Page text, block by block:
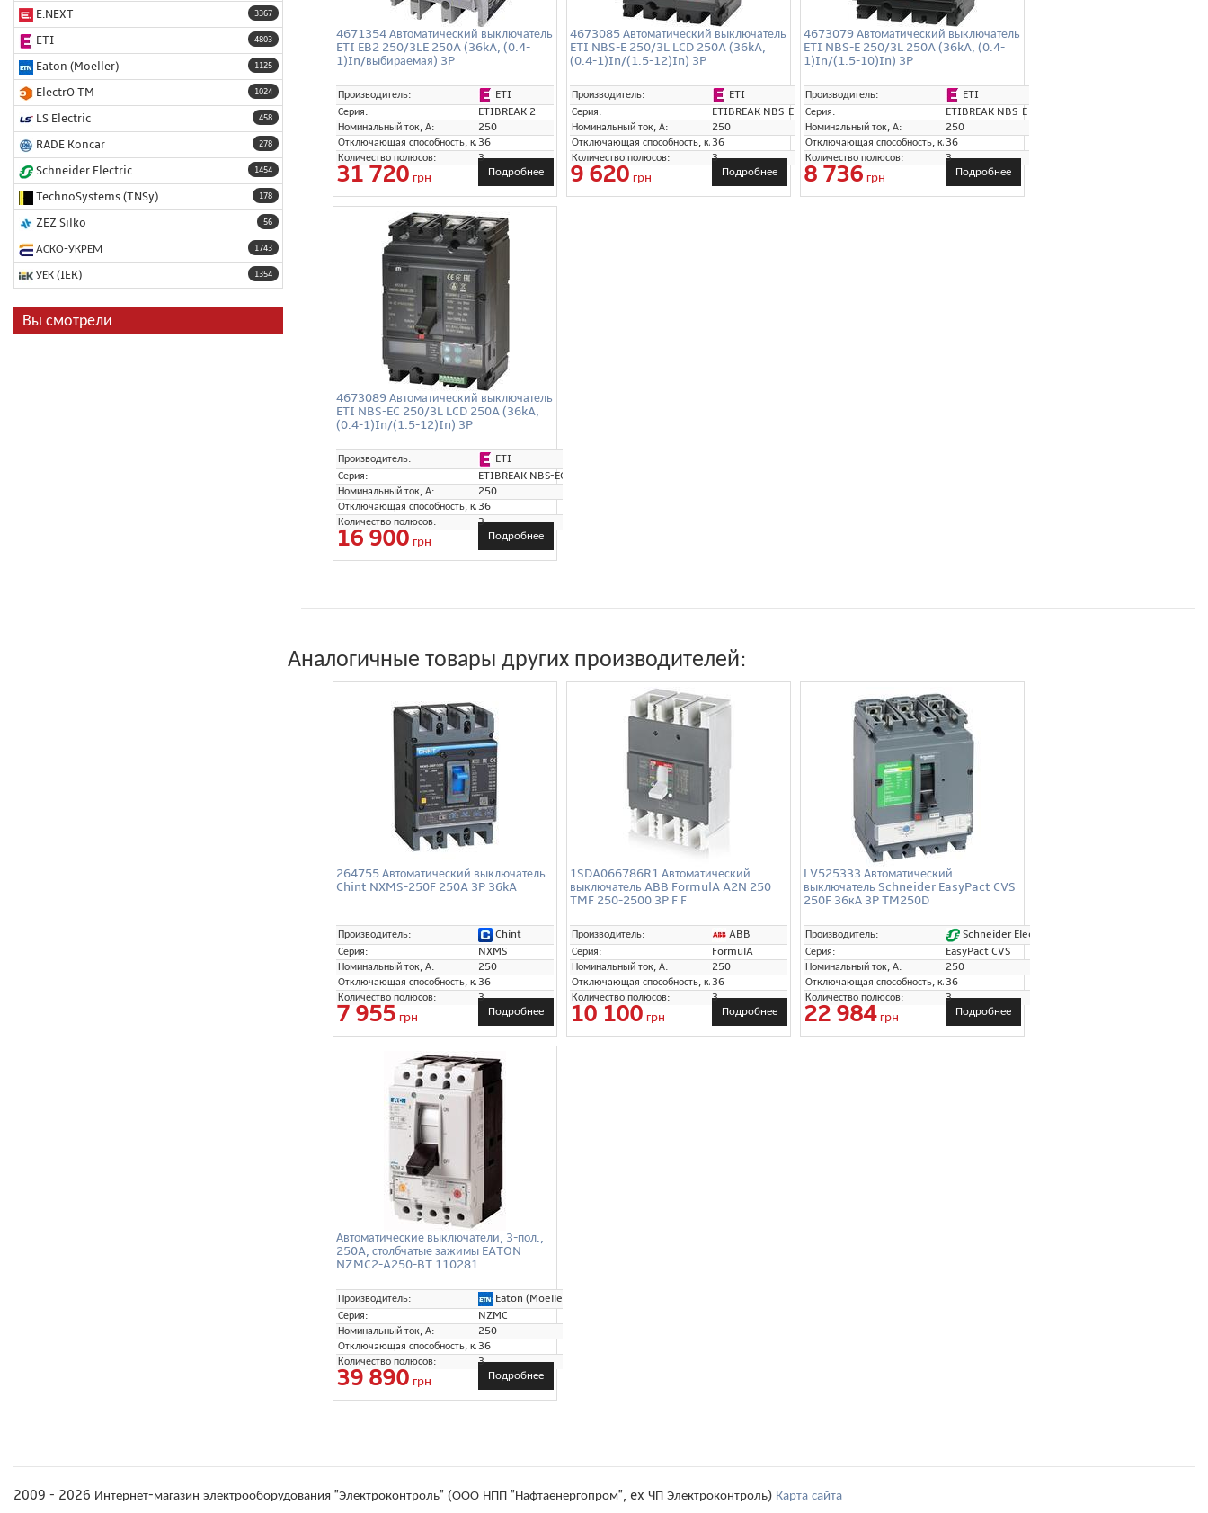
3367
E.NEXT
4803
ETI
1125
Eaton (Moeller)
1024
ElectrO TM
458
LS Electric
278
RADE Koncar
1454
Schneider Electric
178
TechnoSystems (TNSy)
56
ZEZ Silko
1743
АСКО-УКРЕМ
1354
УЕК (IEK)
Вы смотрели
4671354 Автоматический выключатель
ETI EB2 250/3LE 250A (36kA, (0.4-
1)In/выбираемая) 3P
Производитель:
ETI
Серия:
ETIBREAK 2
Номинальный ток, А:
250
Отключающая способность, кА:36
Количество полюсов:
3
31 720 грн Подробнее
4673085 Автоматический выключатель
ETI NBS-E 250/3L LCD 250A (36kA,
(0.4-1)In/(1.5-12)In) 3P
Производитель:
ETI
Серия:
ETIBREAK NBS-E
Номинальный ток, А:
250
Отключающая способность, кА:36
Количество полюсов:
3
9 620 грн Подробнее
4673079 Автоматический выключатель
ETI NBS-E 250/3L 250A (36kA, (0.4-
1)In/(1.5-10)In) 3P
Производитель:
ETI
Серия:
ETIBREAK NBS-E
Номинальный ток, А:
250
Отключающая способность, кА:36
Количество полюсов:
3
8 736 грн Подробнее
4673089 Автоматический выключатель
ETI NBS-EC 250/3L LCD 250A (36kA,
(0.4-1)In/(1.5-12)In) 3P
Производитель:
ETI
Серия:
ETIBREAK NBS-EC
Номинальный ток, А:
250
Отключающая способность, кА:36
Количество полюсов:
3
16 900 грн Подробнее
Аналогичные товары других производителей:
264755 Автоматический выключатель
Chint NXMS-250F 250A 3P 36kA
Производитель:
Chint
Серия:
NXMS
Номинальный ток, А:
250
Отключающая способность, кА:36
Количество полюсов:
3
7 955 грн Подробнее
1SDA066786R1 Автоматический
выключатель ABB FormulA A2N 250
TMF 250-2500 3P F F
Производитель:
ABB
Серия:
FormulA
Номинальный ток, А:
250
Отключающая способность, кА:36
Количество полюсов:
3
10 100 грн Подробнее
LV525333 Автоматический
выключатель Schneider EasyPact CVS
250F 36кА 3P TM250D
Производитель:
Schneider Electric
Серия:
EasyPact CVS
Номинальный ток, А:
250
Отключающая способность, кА:36
Количество полюсов:
3
22 984грн Подробнее
Автоматические выключатели, 3-пол.,
250A, столбчатые зажимы EATON
NZMC2-A250-BT 110281
Производитель:
Eaton (Moeller)
Серия:
NZMC
Номинальный ток, А:
250
Отключающая способность, кА:36
Количество полюсов:
3
39 890 грн Подробнее
2009 - 2026 Интернет-магазин электрооборудования "Электроконтроль" (ООО НПП "Нафтаенергопром", ex ЧП Электроконтроль) Карта сайта